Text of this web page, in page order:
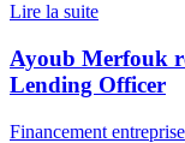
Lire la suite
Ayoub Merfouk
Lending Officer
Financement entreprise